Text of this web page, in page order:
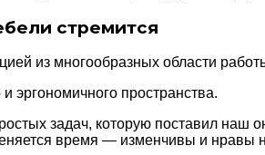
стремится
из многообразных области
эргономичного пространства.
задач, которую поставил наш
время — изменчивы и